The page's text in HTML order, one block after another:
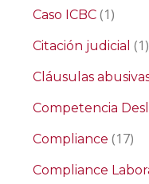
Caso ICBC (1)
Citación judicial (1)
Cláusulas
Competencia
Compliance (17)
Compliance